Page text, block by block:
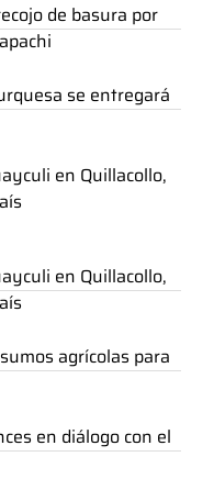
de basura por
se entregará
en Quillacollo,
en Quillacollo,
agrícolas para
en diálogo con el